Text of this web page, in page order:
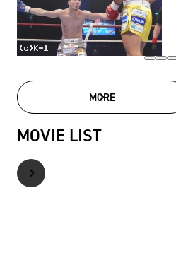
MOREPHOTO GALLERY
MOVIE LIST